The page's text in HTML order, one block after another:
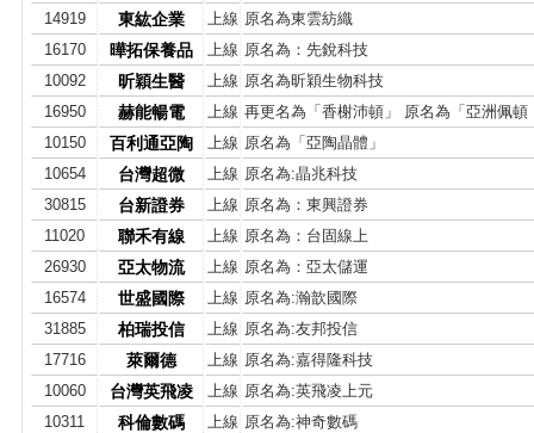
14919
東紘企業 上線 原名為東雲紡織
16170
曄拓保養品 上線 原名為：先銳科技
10092
昕穎生醫 上線 原名為昕穎生物科技
16950
赫能暢電 上線 再更名為「香榭沛頓」 原名為「亞洲佩頓
10150
百利通亞陶 上線 原名為「亞陶晶體」
10654
台灣超微 上線 原名為:晶兆科技
30815
台新證券 上線 原名為：東興證券
11020
聯禾有線 上線 原名為：台固線上
26930
亞太物流 上線 原名為：亞太儲運
16574
世盛國際 上線 原名為:瀚歆國際
31885
柏瑞投信 上線 原名為:友邦投信
17716
萊爾德 上線 原名為:嘉得隆科技
10060
台灣英飛凌 上線 原名為:英飛凌上元
10311
科倫數碼 上線 原名為:神奇數碼